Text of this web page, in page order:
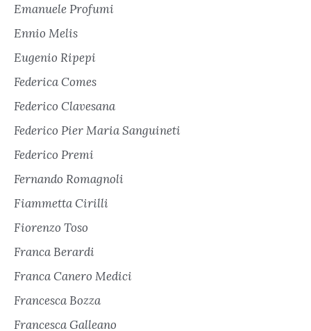
Emanuele Profumi
Ennio Melis
Eugenio Ripepi
Federica Comes
Federico Clavesana
Federico Pier Maria Sanguineti
Federico Premi
Fernando Romagnoli
Fiammetta Cirilli
Fiorenzo Toso
Franca Berardi
Franca Canero Medici
Francesca Bozza
Francesca Galleano